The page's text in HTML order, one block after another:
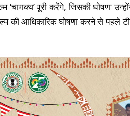
पूरी करेंगे, जिसकी घोषणा
की आधिकारिक घोषणा करने से पहले